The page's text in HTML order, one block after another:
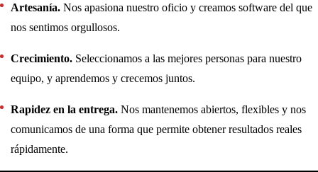
Artesanía. Nos apasiona nuestro oficio y creamos software del que
nos sentimos orgullosos.
Crecimiento. Seleccionamos a las mejores personas para nuestro
equipo, y aprendemos y crecemos juntos.
Rapidez en la entrega. Nos mantenemos abiertos, flexibles y nos
comunicamos de una forma que permite obtener resultados reales
rápidamente.